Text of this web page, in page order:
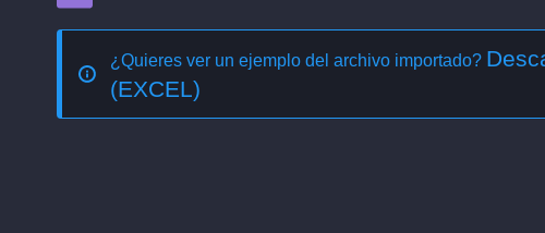
¿Quieres ver un ejemplo del archivo importado?
(EXCEL)